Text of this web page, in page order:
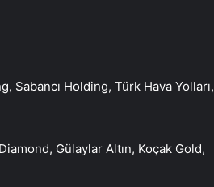
Sabancı Holding, Türk Hava Yolları,
Gülaylar Altın, Koçak Gold,